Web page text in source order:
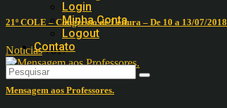
Login
Minha Conta
Logout
Contato
21º COLE – Congresso de Leitura – De 10 a 13/07/2018
Notícias 7817
Mensagem aos Professores.